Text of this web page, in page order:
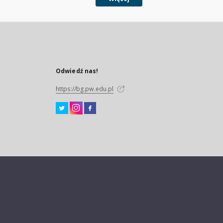
Odwiedź nas!
https://bg.pw.edu.pl